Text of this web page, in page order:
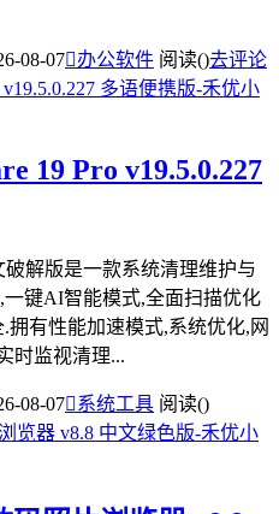
08-07办公软件 阅读()去评论
19 Pro v19.5.0.227
破解版是一款系统清理维护与
键AI智能模式,全面扫描优化
有性能加速模式,系统优化,网
时监视清理...
08-07系统工具 阅读()